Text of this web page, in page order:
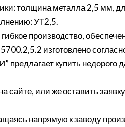
толщина металла 2,5 мм,
УТ2,5.
производство,
изготовлено
предлагает купить недорого
сайте, или же оставить
напрямую к заводу